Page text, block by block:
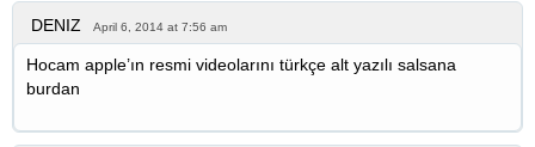
DENIZ April 6, 2014 at 7:56 am
Hocam apple’ın resmi videolarını türkçe alt yazılı salsana
burdan